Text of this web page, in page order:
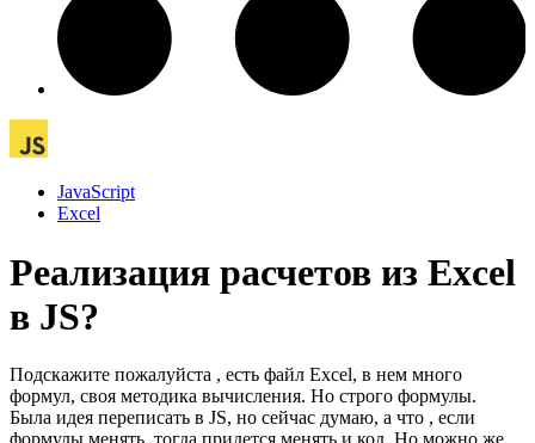
JavaScript
Excel
Реализация расчетов из Excel
в JS?
Подскажите пожалуйста , есть файл Excel, в нем много
формул, своя методика вычисления. Но строго формулы.
Была идея переписать в JS, но сейчас думаю, а что , если
формулы менять, тогда придется менять и код. Но можно же